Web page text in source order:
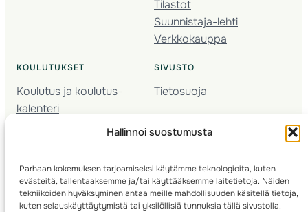
Hallinnoi suostumusta
Parhaan kokemuksen tarjoamiseksi käytämme teknologioita, kuten
evästeitä, tallentaaksemme ja/tai käyttääksemme laitetietoja. Näiden
tekniikoiden hyväksyminen antaa meille mahdollisuuden käsitellä tietoja,
kuten selauskäyttäytymistä tai yksilöllisiä tunnuksia tällä sivustolla.
Tilastot
Suunnistaja-lehti
Verkkokauppa
KOULUTUKSET
Koulutus ja koulutus­
kalenteri
Nuorison koulutukset
Kartoitus
Ratamestari
SIVUSTO
Tietosuoja